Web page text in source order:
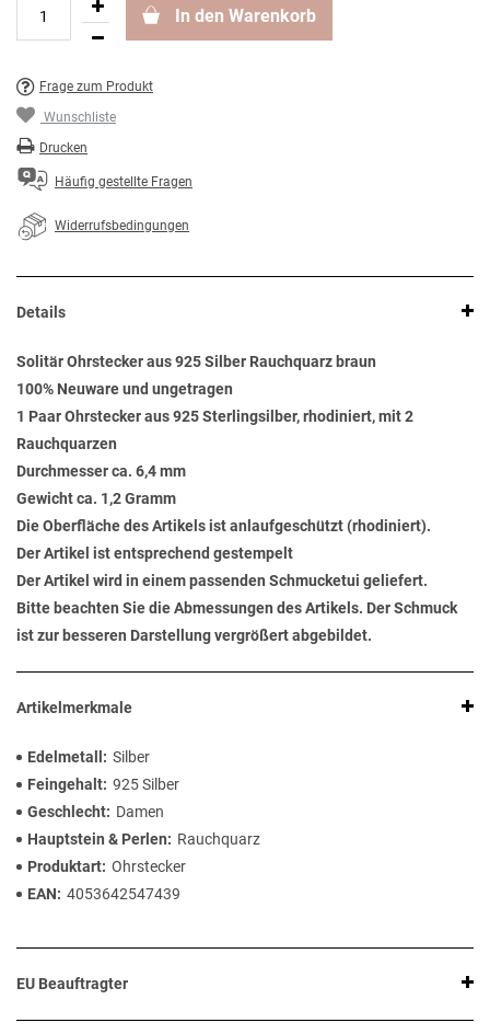
In den Warenkorb
Frage zum Produkt
Wunschliste
Drucken
Häufig gestellte Fragen
Widerrufsbedingungen
Details
Solitär Ohrstecker aus 925 Silber Rauchquarz braun
100% Neuware und ungetragen
1 Paar Ohrstecker aus 925 Sterlingsilber, rhodiniert, mit 2
Rauchquarzen
Durchmesser ca. 6,4 mm
Gewicht ca. 1,2 Gramm
Die Oberfläche des Artikels ist anlaufgeschützt (rhodiniert).
Der Artikel ist entsprechend gestempelt
Der Artikel wird in einem passenden Schmucketui geliefert.
Bitte beachten Sie die Abmessungen des Artikels. Der Schmuck
ist zur besseren Darstellung vergrößert abgebildet.
Artikelmerkmale
Edelmetall
Silber
Feingehalt 925 Silber
Geschlecht
Damen
Hauptstein & Perlen
Rauchquarz
Produktart Ohrstecker
EAN
4053642547439
EU Beauftragter